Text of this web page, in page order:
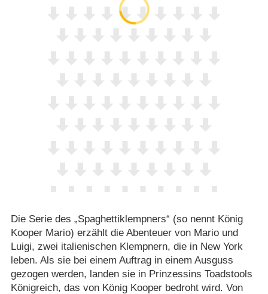
Die Serie des „Spaghettiklempners“ (so nennt König
Kooper Mario) erzählt die Abenteuer von Mario und
Luigi, zwei italienischen Klempnern, die in New York
leben. Als sie bei einem Auftrag in einem Ausguss
gezogen werden, landen sie in Prinzessins Toadstools
Königreich, das von König Kooper bedroht wird. Von